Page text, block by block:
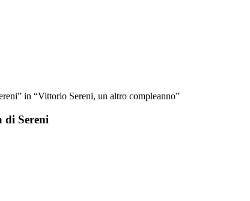
in “Vittorio Sereni, un altro compleanno”
di Sereni